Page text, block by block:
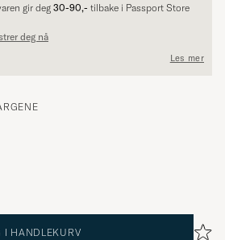
gir deg 30-90,- tilbake i Passport Store
deg nå
Les mer
I HANDLEKURV